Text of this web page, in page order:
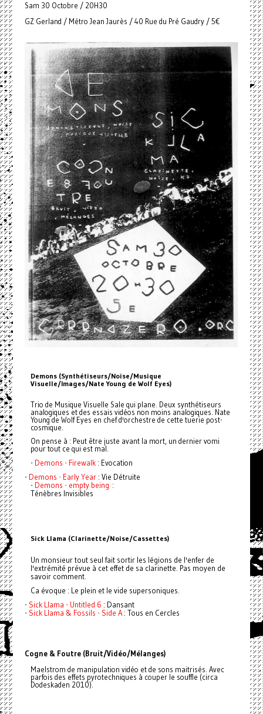
Sam 30 Octobre / 20H30
GZ Gerland / Métro Jean Jaurès / 40 Rue du Pré Gaudry / 5€
Demons (Synthétiseurs/Noise/Musique
Visuelle/Images/Nate Young de Wolf Eyes)
Trio de Musique Visuelle Sale qui plane. Deux synthétiseurs
analogiques et des essais vidéos non moins analogiques. Nate
Young de Wolf Eyes en chef d'orchestre de cette tuerie post-
cosmique.
On pense à : Peut être juste avant la mort, un dernier vomi
pour tout ce qui est mal.
- Demons - Firewalk: Evocation
- Demons - Early Year: Vie Détruite
- Demons - empty being :
Ténèbres Invisibles
Sick Llama (Clarinette/Noise/Cassettes)
Un monsieur tout seul fait sortir les légions de l'enfer de
l'extrémité prévue à cet effet de sa clarinette. Pas moyen de
savoir comment.
Ca évoque : Le plein et le vide supersoniques.
- Sick Llama - Untitled 6 : Dansant
- Sick Llama & Fossils - Side A: Tous en Cercles
Cogne & Foutre (Bruit/Vidéo/Mélanges)
Maelstrom de manipulation vidéo et de sons maitrisés. Avec
parfois des effets pyrotechniques à couper le souffle (circa
Dodeskaden 2010).